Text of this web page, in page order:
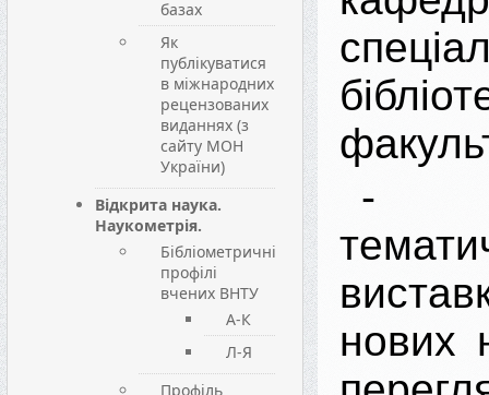
базах
Як
публікуватися
в міжнародних
рецензованих
виданнях (з
сайту МОН
України)
Відкрита наука.
Наукометрія.
Бібліометричні
профілі
вчених ВНТУ
А-К
Л-Я
Профіль
-
нових